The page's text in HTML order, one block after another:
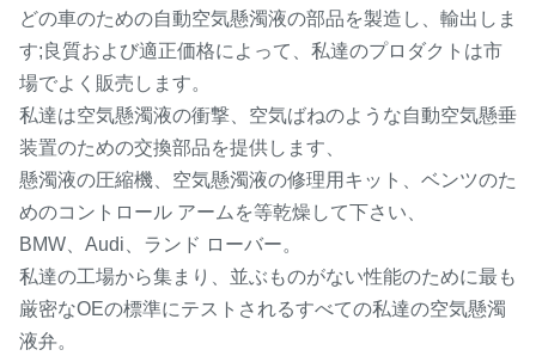
どの車のための自動空気懸濁液の部品を製造し、輸出しま
す;良質および適正価格によって、私達のプロダクトは市
場でよく販売します。
私達は空気懸濁液の衝撃、空気ばねのような自動空気懸垂
装置のための交換部品を提供します、
懸濁液の圧縮機、空気懸濁液の修理用キット、ベンツのた
めのコントロール アームを等乾燥して下さい、
BMW、Audi、ランド ローバー。
私達の工場から集まり、並ぶものがない性能のために最も
厳密なOEの標準にテストされるすべての私達の空気懸濁
液弁。